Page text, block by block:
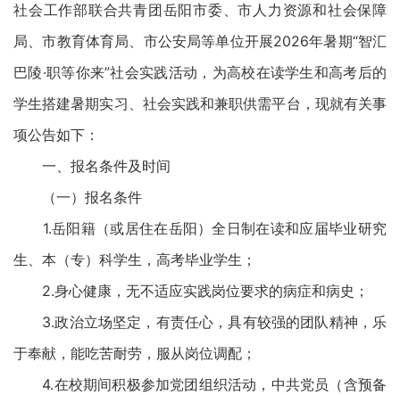
社会工作部联合共青团岳阳市委、市人力资源和社会保障
局、市教育体育局、市公安局等单位开展2026年暑期“智汇
巴陵·职等你来”社会实践活动，为高校在读学生和高考后的
学生搭建暑期实习、社会实践和兼职供需平台，现就有关事
项公告如下：
一、报名条件及时间
（一）报名条件
1.岳阳籍（或居住在岳阳）全日制在读和应届毕业研究
生、本（专）科学生，高考毕业学生；
2.身心健康，无不适应实践岗位要求的病症和病史；
3.政治立场坚定，有责任心，具有较强的团队精神，乐
于奉献，能吃苦耐劳，服从岗位调配；
4.在校期间积极参加党团组织活动，中共党员（含预备